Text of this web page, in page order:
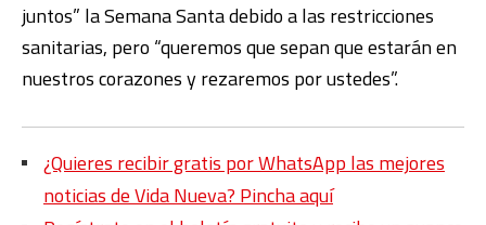
juntos” la Semana Santa debido a las restricciones
sanitarias, pero “queremos que sepan que estarán en
nuestros corazones y rezaremos por ustedes”.
¿Quieres recibir gratis por WhatsApp las mejores
noticias de Vida Nueva? Pincha aquí